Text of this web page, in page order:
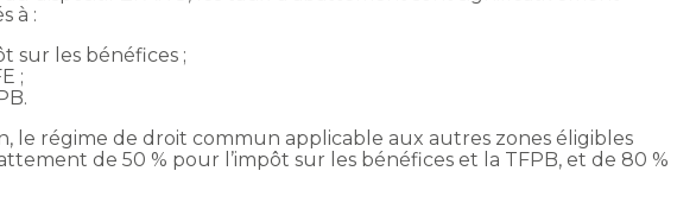
à :
sur les bénéfices ;
;
le régime de droit commun applicable aux autres zones éligibles
de 50 % pour l’impôt sur les bénéfices et la TFPB, et de 80 %